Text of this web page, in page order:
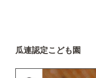
瓜連認定こども園